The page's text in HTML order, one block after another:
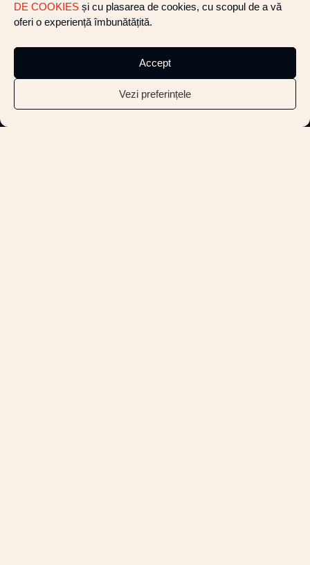
DE COOKIES și cu plasarea de cookies, cu scopul de a vă
oferi o experiență îmbunătățită.
Accept
Vezi preferințele
INSTAGRAM
DELIVERY U0026#038; RETURNS